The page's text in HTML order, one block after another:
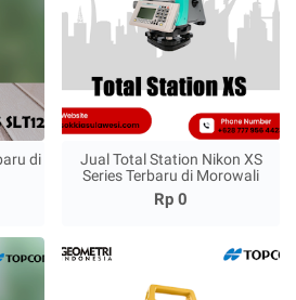
di
Jual Total Station Nikon XS
Series Terbaru di Morowali
Rp 0